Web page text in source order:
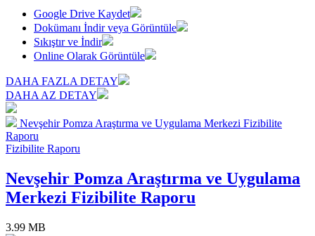
Google Drive Kaydet
Dokümanı İndir veya Görüntüle
Sıkıştır ve İndir
Online Olarak Görüntüle
DAHA FAZLA DETAY
DAHA AZ DETAY
Nevşehir Pomza Araştırma ve Uygulama Merkezi Fizibilite
Raporu
Fizibilite Raporu
Nevşehir Pomza Araştırma ve Uygulama
Merkezi Fizibilite Raporu
3.99 MB